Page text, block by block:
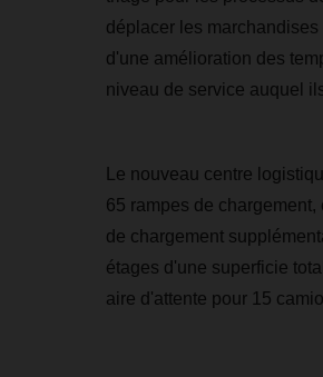
déplacer les
d'une amélioration des
niveau de service auquel
Le nouveau centre
65 rampes de
de chargement
étages d'une superficie
aire d'attente pour 15